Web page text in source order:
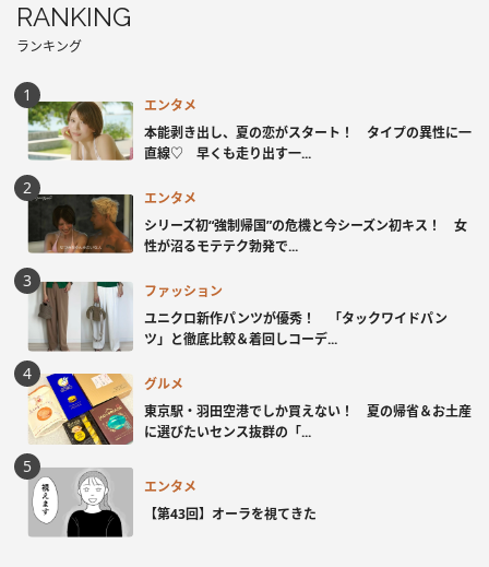
RANKING
ランキング
エンタメ
本能剥き出し、夏の恋がスタート！ タイプの異性に一
直線♡ 早くも走り出す一...
エンタメ
シリーズ初“強制帰国”の危機と今シーズン初キス！ 女
性が沼るモテテク勃発で...
ファッション
ユニクロ新作パンツが優秀！ 「タックワイドパン
ツ」と徹底比較＆着回しコーデ...
グルメ
東京駅・羽田空港でしか買えない！ 夏の帰省＆お土産
に選びたいセンス抜群の「...
エンタメ
【第43回】オーラを視てきた